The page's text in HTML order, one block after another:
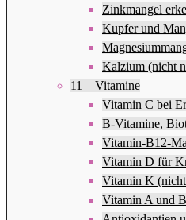
Zinkmangel
Kupfer und
Kalzium (nicht
11 – Vitamine
Vitamin C bei
B-Vitamine,
Vitamin-B12-
Vitamin D für
Vitamin K (nicht
Vitamin A und